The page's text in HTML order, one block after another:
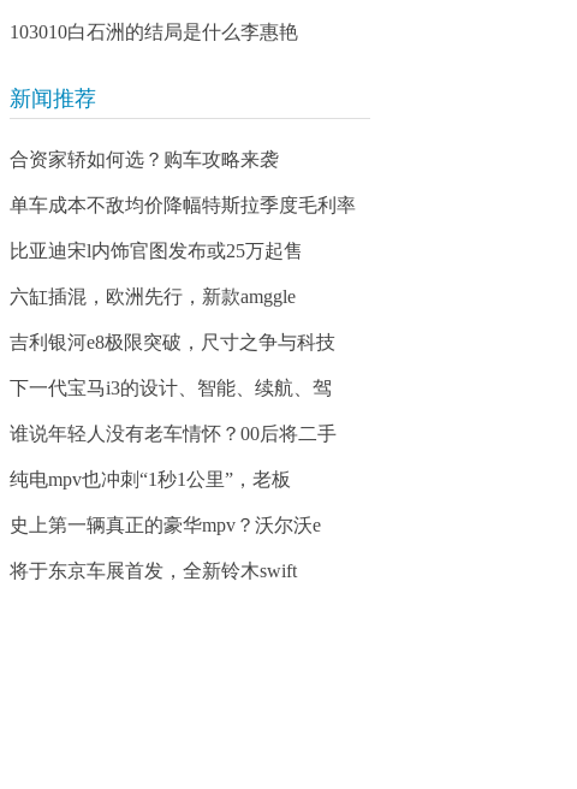
103010白石洲的结局是什么李惠艳
新闻推荐
合资家轿如何选？购车攻略来袭
单车成本不敌均价降幅特斯拉季度毛利率
比亚迪宋l内饰官图发布或25万起售
六缸插混，欧洲先行，新款amggle
吉利银河e8极限突破，尺寸之争与科技
下一代宝马i3的设计、智能、续航、驾
谁说年轻人没有老车情怀？00后将二手
纯电mpv也冲刺“1秒1公里”，老板
史上第一辆真正的豪华mpv？沃尔沃e
将于东京车展首发，全新铃木swift